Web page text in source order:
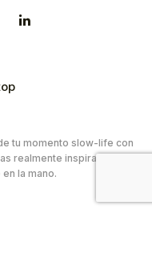
tu momento slow-life con
realmente inspiradores.
la mano.